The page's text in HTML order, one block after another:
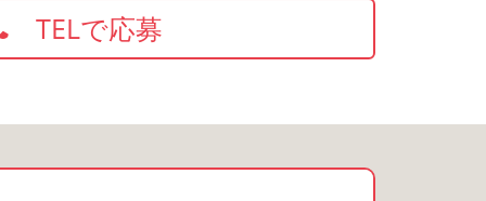
TELで応募